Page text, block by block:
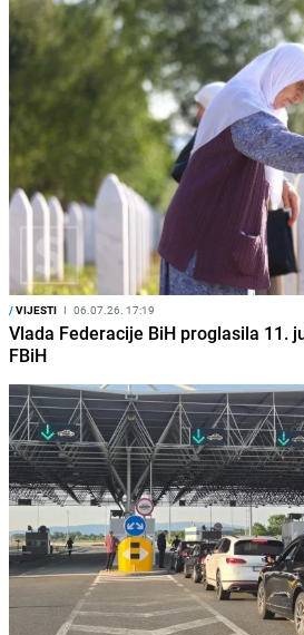
/VIJESTI I 06.07.26. 17:19
Vlada Federacije BiH proglasila 11.
FBiH